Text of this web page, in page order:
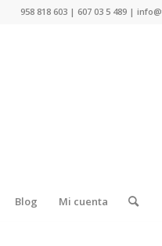
958 818 603 | 607 03 5 489 |
Blog Mi cuenta